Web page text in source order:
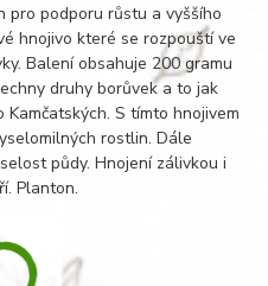
pro podporu růstu a vyššího
hnojivo které se rozpouští ve
Balení obsahuje 200 gramu
druhy borůvek a to jak
S tímto hnojivem
rostlin. Dále
půdy. Hnojení zálivkou i
Planton.